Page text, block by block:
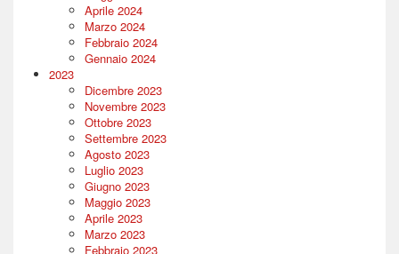
Aprile 2024
Marzo 2024
Febbraio 2024
Gennaio 2024
2023
Dicembre 2023
Novembre 2023
Ottobre 2023
Settembre 2023
Agosto 2023
Luglio 2023
Giugno 2023
Maggio 2023
Aprile 2023
Marzo 2023
Febbraio 2023